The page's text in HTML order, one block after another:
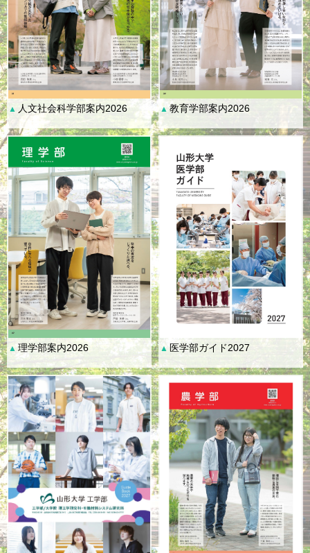
▲ 人文社会科学部案内2026 ▲ 教育学部案内2026
▲理学部案内2026 ▲ 医学部ガイド2027